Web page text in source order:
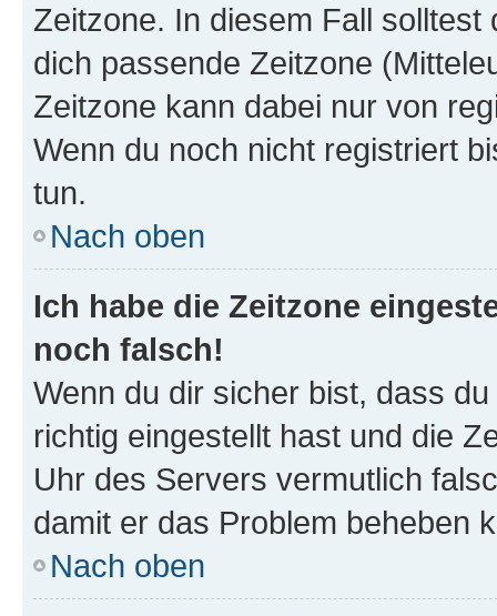
Zeitzone. In diesem Fall solltest
dich passende Zeitzone
Zeitzone kann dabei nur von
Wenn du noch nicht registriert
tun.
Nach oben
Ich habe die Zeitzone
noch falsch!
Wenn du dir sicher bist, dass
richtig eingestellt hast und die
Uhr des Servers vermutlich
damit er das Problem beheben
Nach oben